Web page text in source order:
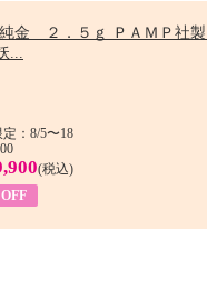
金 ２．５ｇ ＰＡＭＰ社
...
：8/5〜18
(税込)